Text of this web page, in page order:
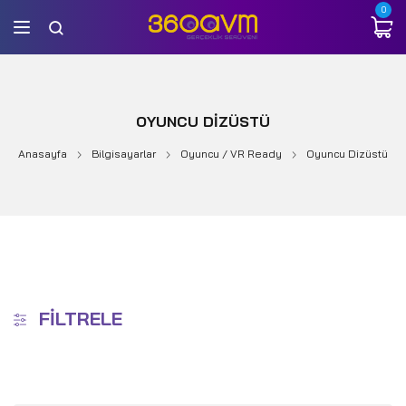
0
OYUNCU DIZÜSTÜ
Anasayfa Bilgisayarlar Oyuncu / VR Ready Oyuncu Dizüstü
FILTRELE